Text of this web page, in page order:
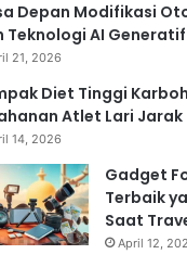
Depan Modifikasi
Teknologi AI
21, 2026
Diet Tinggi
Atlet Lari Jarak
14, 2026
Gadget
Terbaik
Saat
April 12,